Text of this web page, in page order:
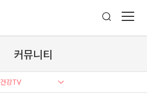
커뮤니티
건강TV